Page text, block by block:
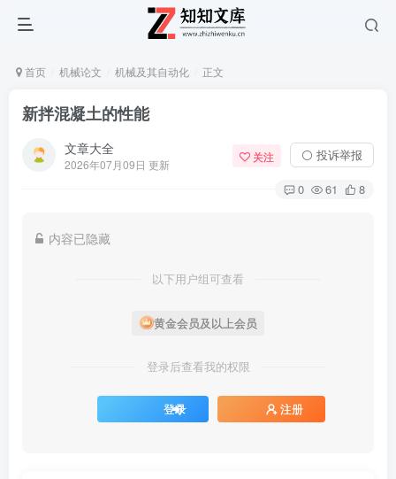
首页 机械论文 机械及其自动化 正文
新拌混凝土的性能
文章大全
2026年07月09日 更新
关注 ⚪ 投诉举报
0 61 8
内容已隐藏
以下用户组可查看
黄金会员及以上会员
登录后查看我的权限
登录 注册